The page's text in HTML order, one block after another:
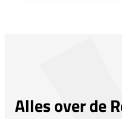
Alles over de